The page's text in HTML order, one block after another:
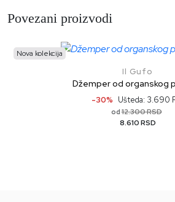
Povezani proizvodi
Nova kolekcija
Il Gufo
Džemper od organskog
-30% Ušteda: 3.690
od12.300 RSD
8.610 RSD